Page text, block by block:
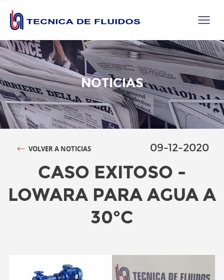
NOTICIAS
VOLVER A NOTICIAS 09-12-2020
CASO EXITOSO -
LOWARA PARA AGUA A
30°C